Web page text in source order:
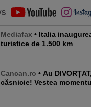
Mediafax • Italia inaugurează o rețea de trasee
turistice de 1.500 km
Cancan.ro • Au DIVORȚAT, după 2 ani de
căsnicie! Vestea